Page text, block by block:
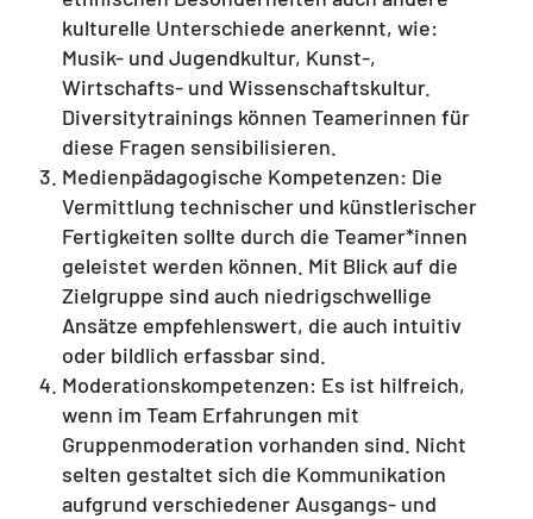
kulturelle Unterschiede anerkennt, wie:
Musik- und Jugendkultur, Kunst-,
Wirtschafts- und Wissenschaftskultur.
Diversitytrainings können Teamerinnen für
diese Fragen sensibilisieren.
Medienpädagogische Kompetenzen: Die
Vermittlung technischer und künstlerischer
Fertigkeiten sollte durch die Teamer*innen
geleistet werden können. Mit Blick auf die
Zielgruppe sind auch niedrigschwellige
Ansätze empfehlenswert, die auch intuitiv
oder bildlich erfassbar sind.
Moderationskompetenzen: Es ist hilfreich,
wenn im Team Erfahrungen mit
Gruppenmoderation vorhanden sind. Nicht
selten gestaltet sich die Kommunikation
aufgrund verschiedener Ausgangs- und